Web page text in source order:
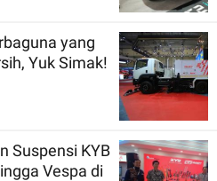
yang
Yuk Simak!
Suspensi KYB
Vespa di